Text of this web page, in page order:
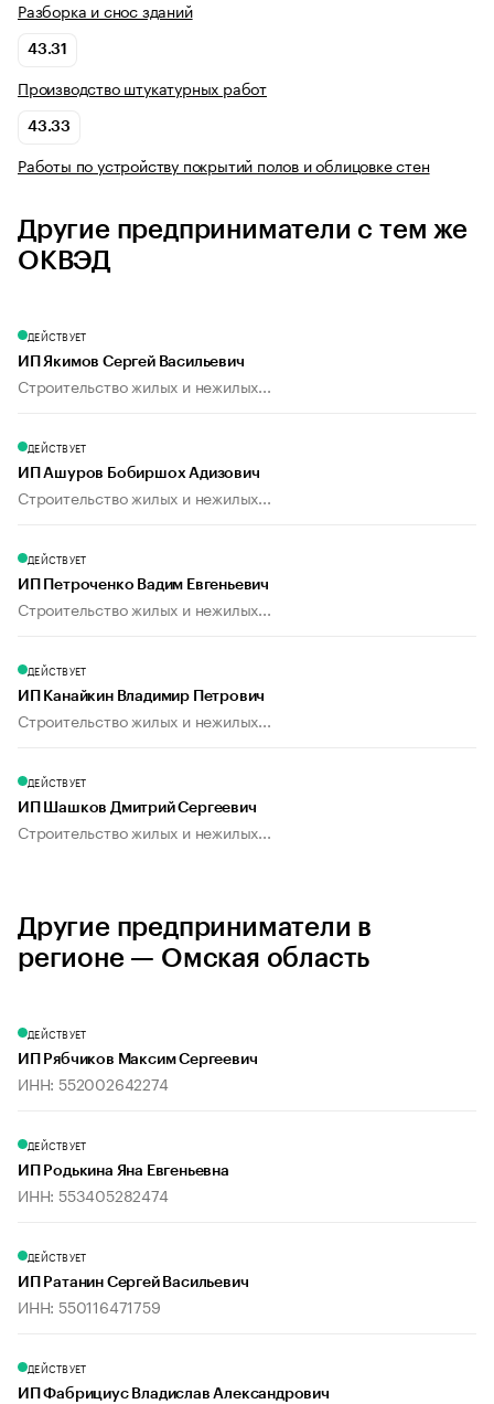
Разборка и снос зданий
43.31
Производство штукатурных работ
43.33
Работы по устройству покрытий полов и облицовке стен
Другие предприниматели с тем же
ОКВЭД
ДЕЙСТВУЕТ
ИП Якимов Сергей Васильевич
Строительство жилых и нежилых...
ДЕЙСТВУЕТ
ИП Ашуров Бобиршох Адизович
Строительство жилых и нежилых...
ДЕЙСТВУЕТ
ИП Петроченко Вадим Евгеньевич
Строительство жилых и нежилых...
ДЕЙСТВУЕТ
ИП Канайкин Владимир Петрович
Строительство жилых и нежилых...
ДЕЙСТВУЕТ
ИП Шашков Дмитрий Сергеевич
Строительство жилых и нежилых...
Другие предприниматели в
регионе — Омская область
ДЕЙСТВУЕТ
ИП Рябчиков Максим Сергеевич
ИНН: 552002642274
ДЕЙСТВУЕТ
ИП Родькина Яна Евгеньевна
ИНН: 553405282474
ДЕЙСТВУЕТ
ИП Ратанин Сергей Васильевич
ИНН: 550116471759
ДЕЙСТВУЕТ
ИП Фабрициус Владислав Александрович